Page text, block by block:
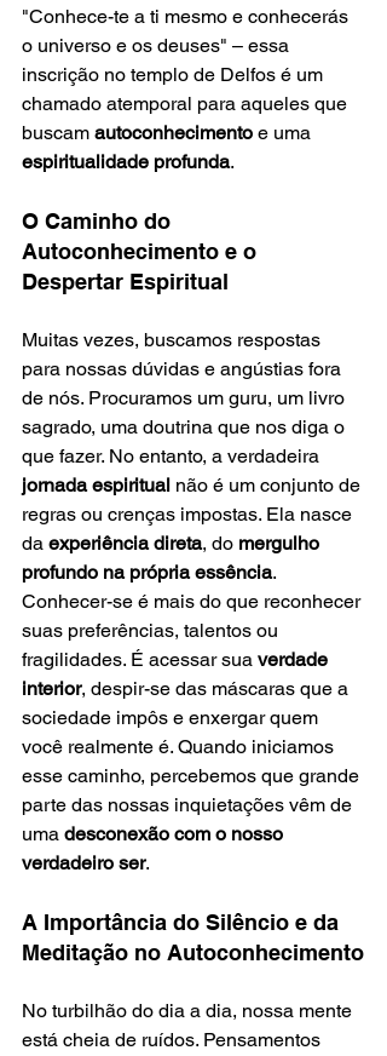
"Conhece-te a ti mesmo e conhecerás
o universo e os deuses" – essa
inscrição no templo de Delfos é um
chamado atemporal para aqueles que
buscam autoconhecimento e uma
espiritualidade profunda.
O Caminho do
Autoconhecimento e o
Despertar Espiritual
Muitas vezes, buscamos respostas
para nossas dúvidas e angústias fora
de nós. Procuramos um guru, um livro
sagrado, uma doutrina que nos diga o
que fazer. No entanto, a verdadeira
jornada espiritual não é um conjunto de
regras ou crenças impostas. Ela nasce
da experiência direta, do mergulho
profundo na própria essência.
Conhecer-se é mais do que reconhecer
suas preferências, talentos ou
fragilidades. É acessar sua verdade
interior, despir-se das máscaras que a
sociedade impôs e enxergar quem
você realmente é. Quando iniciamos
esse caminho, percebemos que grande
parte das nossas inquietações vêm de
uma desconexão com o nosso
verdadeiro ser.
A Importância do Silêncio e da
Meditação no Autoconhecimento
No turbilhão do dia a dia, nossa mente
está cheia de ruídos. Pensamentos